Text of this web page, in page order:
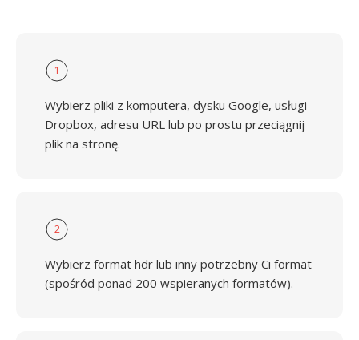
1
Wybierz pliki z komputera, dysku Google, usługi
Dropbox, adresu URL lub po prostu przeciągnij
plik na stronę.
2
Wybierz format hdr lub inny potrzebny Ci format
(spośród ponad 200 wspieranych formatów).